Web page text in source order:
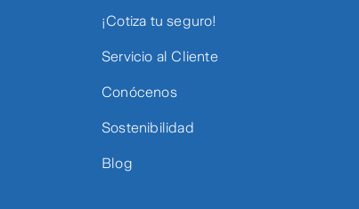
¡Cotiza tu seguro!
Servicio al Cliente
Conócenos
Sostenibilidad
Blog